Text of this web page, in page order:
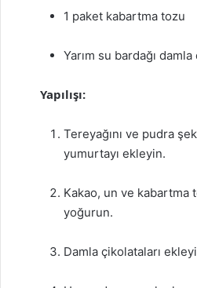
1 paket kabartma tozu
Yarım su bardağı
Yapılışı:
Tereyağını ve pudra
yumurtayı ekleyin.
Kakao, un ve kabartma
yoğurun.
Damla çikolataları